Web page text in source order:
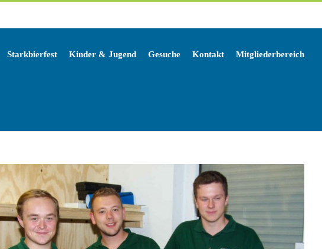
Starkbierfest Kinder & Jugend Gesuche Kontakt Mitgliederbereich